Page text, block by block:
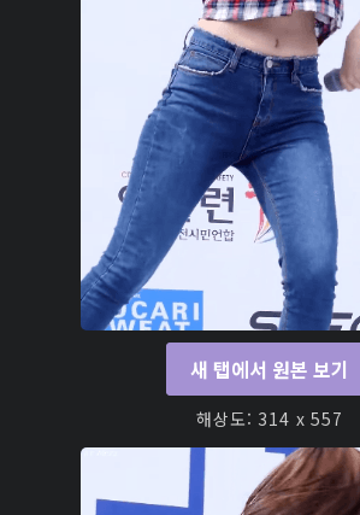
새 탭에서 원본 보기
해상도: 314 x 557